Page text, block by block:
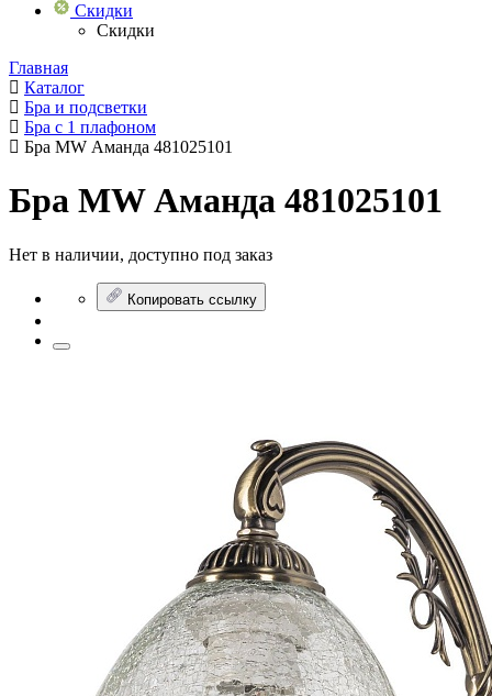
Скидки
Скидки
Главная
Каталог
Бра и подсветки
Бра с 1 плафоном
Бра MW Аманда 481025101
Бра MW Аманда 481025101
Нет в наличии, доступно под заказ
Копировать ссылку